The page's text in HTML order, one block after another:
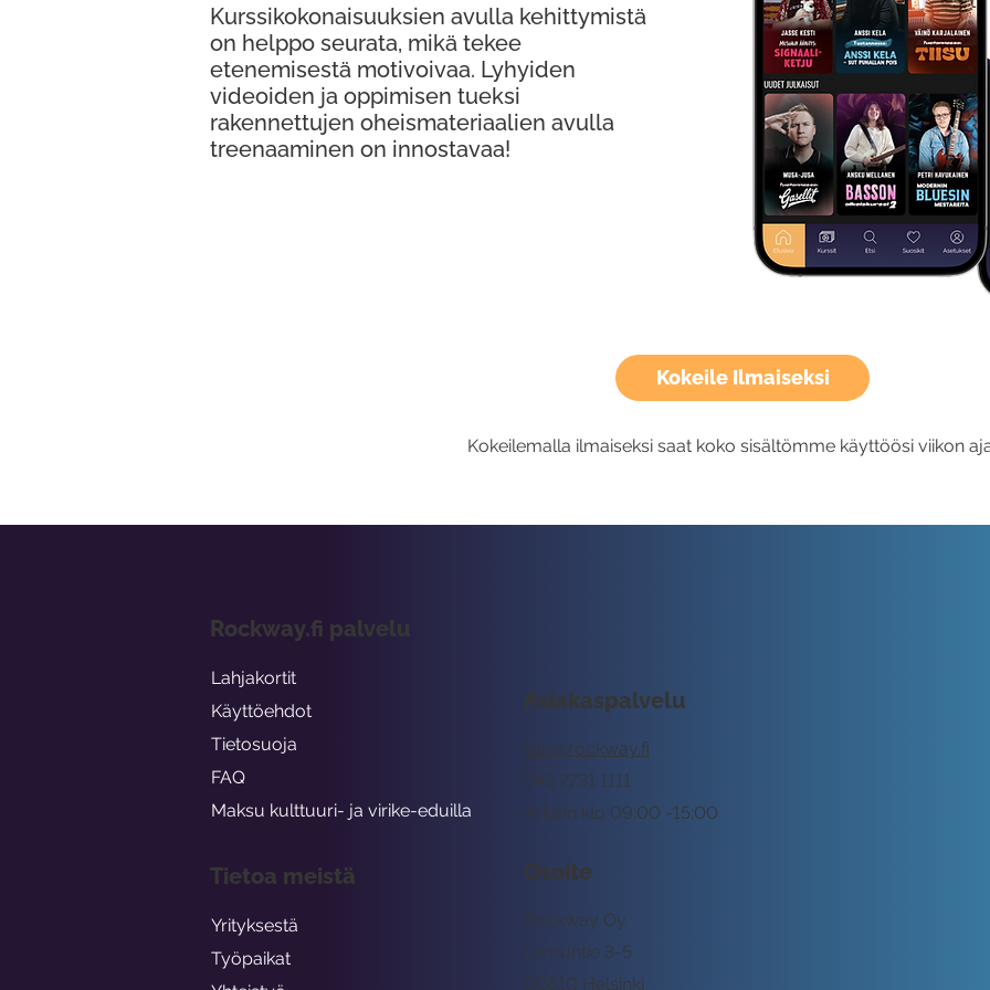
Kokeile Ilmaiseksi
Kokeilemalla ilmaiseksi saat koko sisältömme käyttöösi viikon
Kurssikokonaisuuksien avulla kehittymistä
on helppo seurata, mikä tekee
etenemisestä motivoivaa. Lyhyiden
videoiden ja oppimisen tueksi
rakennettujen oheismateriaalien avulla
treenaaminen on innostavaa!
Asiakaspalvelu
tuki@rockway.fi
Arkisin klo 09:00 -15:00
045 7731 1111
Osoite
Rockway Oy
Lemuntie 3-5
00510 Helsinki
Rockway.fi palvelu
Lahjakortit
Käyttöehdot
Tietosuoja
FAQ
Maksu kulttuuri- ja virike-eduilla
Tietoa meistä
Yrityksestä
Työpaikat